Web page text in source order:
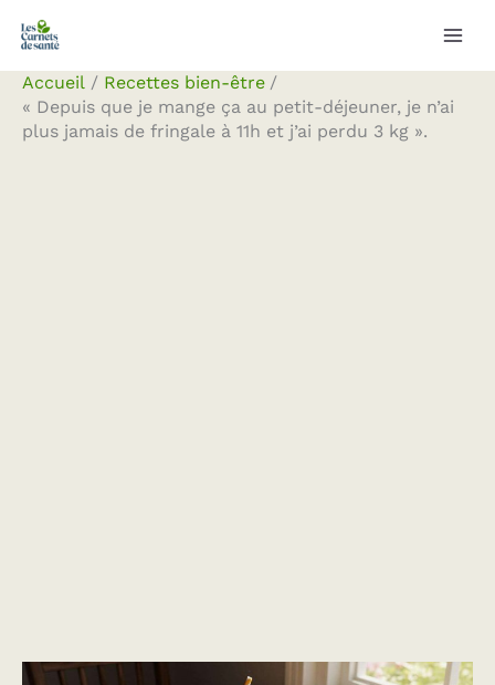
Aller
contenu
Accueil
Recettes bien-être
« Depuis que je mange ça au petit-déjeuner, je n’ai
plus jamais de fringale à 11h et j’ai perdu 3 kg ».
Rechercher